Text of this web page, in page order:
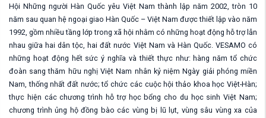
Hội Những người Hàn Quốc yêu Việt Nam thành lập năm 2002, tròn 10
năm sau quan hệ ngoại giao Hàn Quốc – Việt Nam được thiết lập vào năm
1992, gồm nhiều tầng lớp trong xã hội nhằm có những hoạt động hỗ trợ lẫn
nhau giữa hai dân tộc, hai đất nước Việt Nam và Hàn Quốc. VESAMO có
những hoạt động hết sức ý nghĩa và thiết thực như: hàng năm tổ chức
đoàn sang thăm hữu nghị Việt Nam nhân kỷ niệm Ngày giải phóng miền
Nam, thống nhất đất nước; tổ chức các cuộc hội thảo khoa học Việt-Hàn;
thực hiện các chương trình hỗ trợ học bổng cho du học sinh Việt Nam;
chương trình ủng hộ đồng bào các vùng bị lũ lụt, vùng sâu vùng xa của